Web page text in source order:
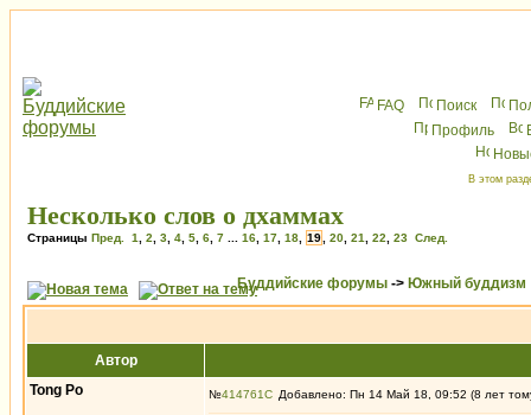
FAQ Поиск
Профиль
В этом
Несколько слов о дхаммах
Страницы Пред. 1 2 3 4 5 6 7 16 17 18 19 20 21 22 23 След.
Буддийские форумы -> Южный буддизм
Автор
Tong Po
№414761 Добавлено: Пн 14 Май 18, 09:52 (8 лет